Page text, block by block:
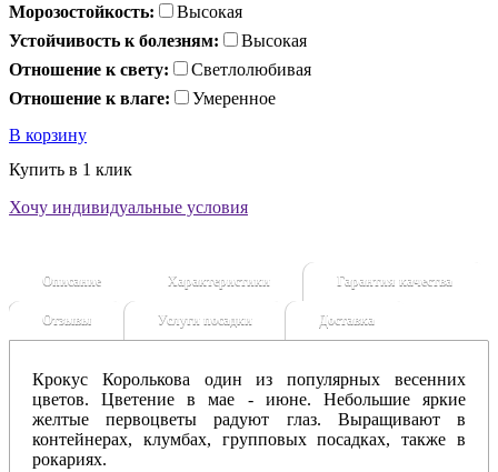
Морозостойкость:
Высокая
Устойчивость к болезням:
Высокая
Отношение к свету:
Светлолюбивая
Отношение к влаге:
Умеренное
В корзину
Купить в 1 клик
Хочу индивидуальные условия
Описание Характеристики Гарантия качества
Отзывы Услуги посадки Доставка
Крокус Королькова один из популярных весенних
цветов. Цветение в мае - июне. Небольшие яркие
желтые первоцветы радуют глаз. Выращивают в
контейнерах, клумбах, групповых посадках, также в
рокариях.